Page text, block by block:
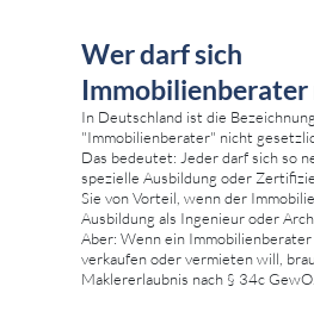
Wer darf sich
Immobilienberater
In Deutschland ist die Bezeichnung
"Immobilienberater" nicht
Das bedeutet: Jeder darf sich so
spezielle Ausbildung oder
Sie von Vorteil, wenn der
Ausbildung als Ingenieur oder
Aber: Wenn ein
verkaufen oder vermieten will,
Maklererlaubnis nach § 34c GewO.